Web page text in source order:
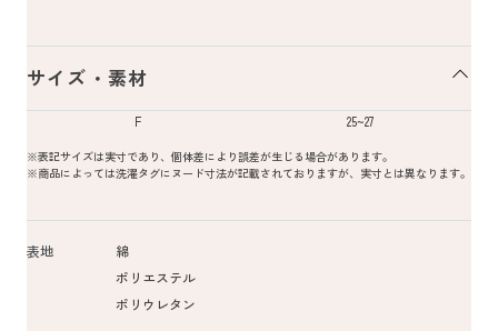
サイズ・素材
F 25~27
※表記サイズは実寸であり、個体差により誤差が生じる場合があります。
※商品によっては洗濯タグにヌード寸法が記載されておりますが、実寸とは異なります。
表地
綿
ポリエステル
ポリウレタン